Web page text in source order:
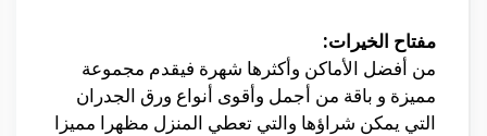
مفتاح الخيرات:
من أفضل الأماكن وأكثرها شهرة فيقدم مجموعة
مميزة و باقة من أجمل وأقوى أنواع ورق الجدران
التي يمكن شراؤها والتي تعطي المنزل مظهرا مميزا